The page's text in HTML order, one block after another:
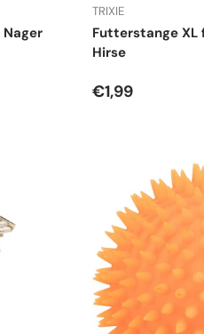
TRIXIE
Futterstange XL
Hirse
Normaler Preis
€1,99